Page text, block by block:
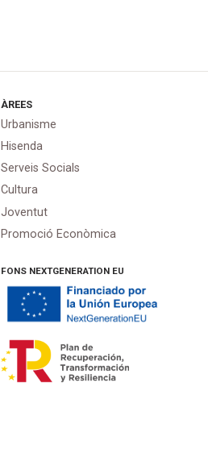
ÀREES
Urbanisme
Hisenda
Serveis Socials
Cultura
Joventut
Promoció Econòmica
FONS NEXTGENERATION EU